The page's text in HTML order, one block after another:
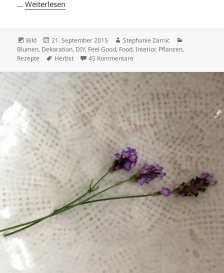
…Weiterlesen
Format
Bild
Veröffentlicht
am
21. September 2015 Autor
Stephanie Zarnic
Blumen, Dekoration, DIY, Feel Good, Food,Interior, Pflanzen,
Rezepte
Schlagwörter
Herbst 45 Kommentare